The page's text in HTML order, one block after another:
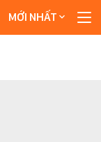
MỚI NHẤT